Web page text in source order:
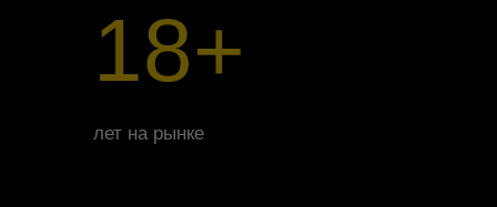
лет на рынке
18+